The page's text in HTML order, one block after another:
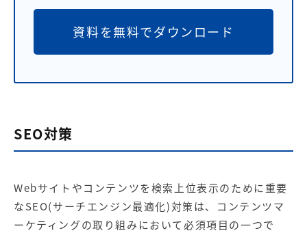
資料を無料でダウンロード
SEO対策
Webサイトやコンテンツを検索上位表示のために重要
なSEO(サーチエンジン最適化)対策は、コンテンツマ
ーケティングの取り組みにおいて必須項目の一つで